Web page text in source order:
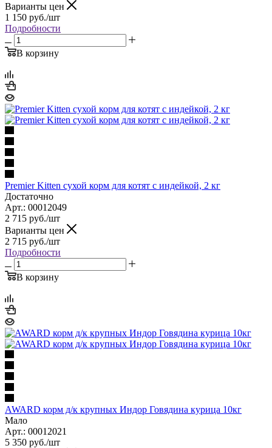
Варианты цен
1 150 руб./шт
Подробности
В корзину
Premier Kitten сухой корм для котят с индейкой, 2 кг
Достаточно
Арт.: 00012049
2 715 руб./шт
Варианты цен
2 715 руб./шт
Подробности
В корзину
AWARD корм д/к крупных Индор Говядина курица 10кг
Мало
Арт.: 00012021
5 350 руб./шт